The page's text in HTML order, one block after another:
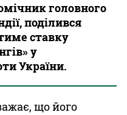
головного
поділився
ставку
у
України.
що його